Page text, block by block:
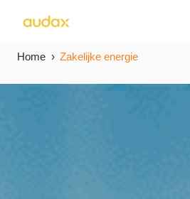
Home
Zakelijke energie